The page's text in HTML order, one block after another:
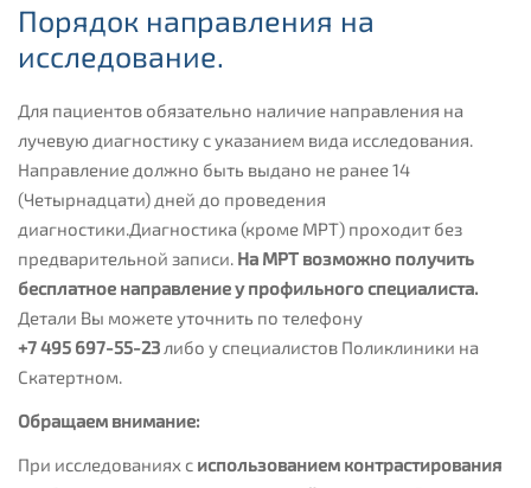
Порядок направления на
исследование.
Для пациентов обязательно наличие направления на
лучевую диагностику с указанием вида исследования.
Направление должно быть выдано не ранее 14
(Четырнадцати) дней до проведения
диагностики.Диагностика (кроме МРТ) проходит без
предварительной записи. На МРТ возможно получить
бесплатное направление у профильного специалиста.
Детали Вы можете уточнить по телефону
+7 495 697-55-23 либо у специалистов Поликлиники на
Скатертном.
Обращаем внимание:
При исследованиях с использованием контрастирования